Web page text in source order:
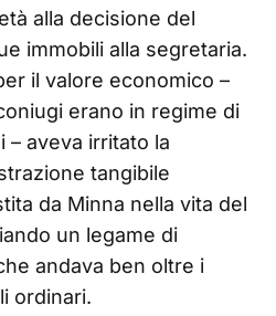
alla decisione del
immobili alla segretaria.
il valore economico –
erano in regime di
– aveva irritato la
tangibile
da Minna nella vita del
un legame di
andava ben oltre i
ordinari.